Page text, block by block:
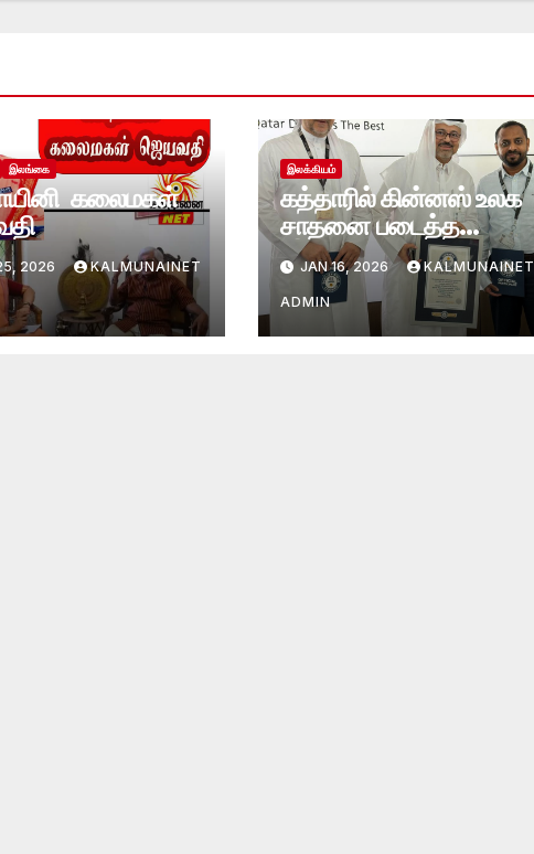
இலங்கை
கலைமகள்
2026 KALMUNAINET
இலக்கியம்
கத்தாரில் கின்னஸ் உலக
சாதனை படைத்த
இலங்கையர்-
மருதமுனை சுக்கூர்
முஹம்மது பர்ஸாத்
JAN 16, 2026 KALMUNAINET
ADMIN